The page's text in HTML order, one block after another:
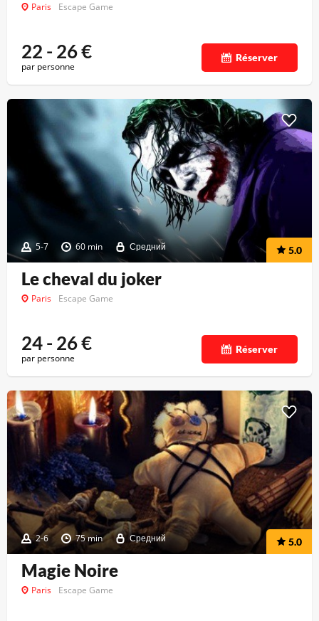
Paris Escape Game
22 - 26€
par personne
Réserver
5-7 60 min Средний 5.0
Le cheval du joker
Paris Escape Game
24 - 26€
par personne
Réserver
2-6 75 min Средний 5.0
Magie Noire
Paris Escape Game